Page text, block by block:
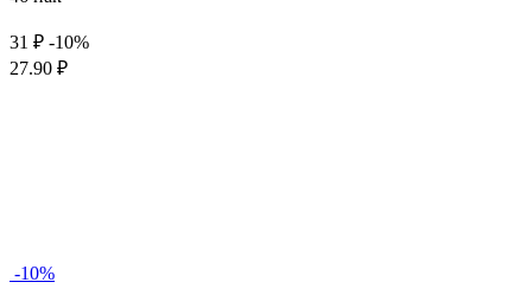
31 ₽ -10%
27.90 ₽
-10%